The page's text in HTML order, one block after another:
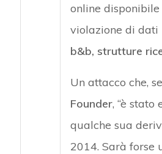
online
violazione di dati
b&b, strutture
Un attacco che,
Founder, “è
qualche sua
2014. Sarà forse